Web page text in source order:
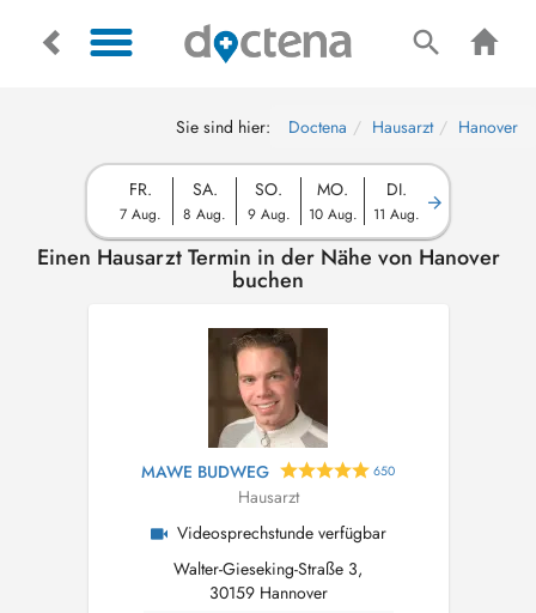
Sie sind hier: Doctena Hausarzt Hanover
FR.
7 Aug.
SA.
8 Aug.
SO.
9 Aug.
MO.
10 Aug.
DI.
11 Aug.
Einen Hausarzt Termin in der Nähe von Hanover
buchen
MAWE BUDWEG 650
Hausarzt
Videosprechstunde verfügbar
Walter-Gieseking-Straße 3,
30159 Hannover